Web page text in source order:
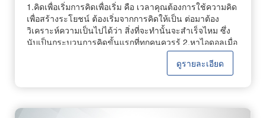
1.คิดเพื่อเริ่มการคิดเพื่อเริ่ม คือ เวลาคุณต้องการใช้ความคิด
เพื่อสร้างระโยชน์ ต้องเริ่มจากการคิดให้เป็น ต่อมาต้อง
วิเคราะห์ความเป็นไปได้ว่า สิ่งที่จะทำนั้นจะสำเร็จไหม ซึ่ง
นับเป็นกระบวนการคิดขั้นแรกที่ทุกคนควรรู้ 2.หาไอดอลเมื่อ
คุณอยากเป็นนักคิด แล้วประสบความสำเร็จ แต่ไม่รู้จะเริ่ม
ต้นอย่างไร ลองหาไอดอลคนที่เป็นนักคิด นักสร้างสรรค์ผล
งานดู เพื่อสร้างแรงบันดาลใจในการทำงาน แล้วคุณก็จะถูก
สวมวิญาณนักคิดเอง 3.ไม่ลอกผลงานใครนักคิดที่ดี ห้ามลอก
ดูรายละเอียด